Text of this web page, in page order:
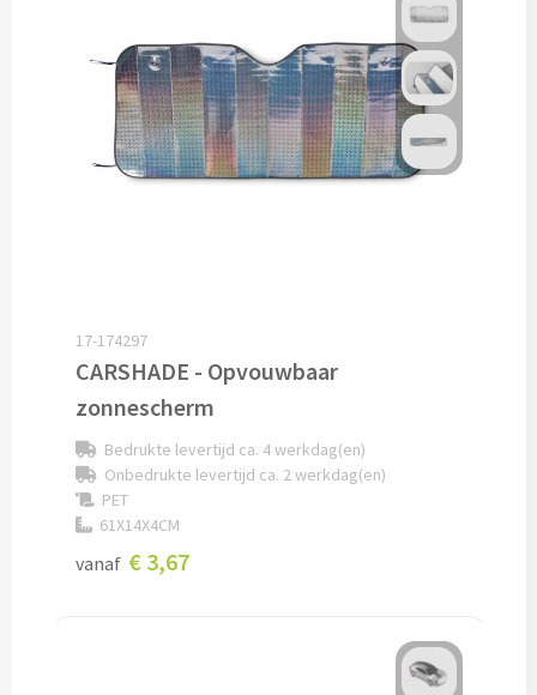
Reizen & Onderweg
Reisartikelen
Bagageweegschalen bedrukken
Reissetjes bedrukken
Reisstekkers & Reisladers bedrukken
Nekkussentjes & Zitkussens bedrukken
17-174297
CARSHADE - Opvouwbaar
zonnescherm
Bedrukte levertijd ca. 4 werkdag(en)
Onbedrukte levertijd ca. 2 werkdag(en)
PET
61X14X4CM
vanaf € 3,67